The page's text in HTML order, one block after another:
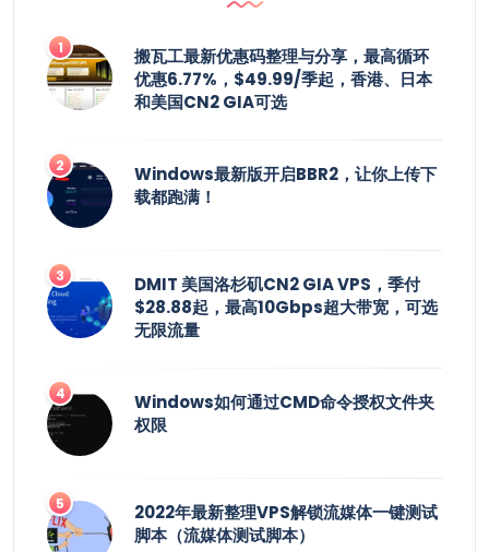
搬瓦工最新优惠码整理与分享，最高循环
优惠6.77%，$49.99/季起，香港、日本
和美国CN2 GIA可选
Windows最新版开启BBR2，让你上传下
载都跑满！
DMIT 美国洛杉矶CN2 GIA VPS，季付
$28.88起，最高10Gbps超大带宽，可选
无限流量
Windows如何通过CMD命令授权文件夹
权限
2022年最新整理VPS解锁流媒体一键测试
脚本（流媒体测试脚本）